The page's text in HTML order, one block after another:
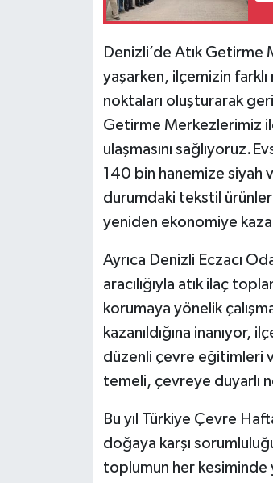
Denizli’de Atık Getirme
yaşarken, ilçemizin
noktaları oluşturarak
Getirme Merkezlerimiz
ulaşmasını
140 bin hanemize siyah
durumdaki tekstil
yeniden ekonomiye
Ayrıca Denizli Eczacı
aracılığıyla atık ilaç
korumaya yönelik
kazanıldığına inanıyor,
düzenli çevre eğitimleri
temeli, çevreye duyarlı
Bu yıl Türkiye Çevre
doğaya karşı
toplumun her kesiminde